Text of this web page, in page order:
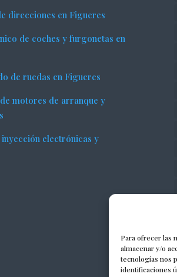
Para ofrecer las
almacenar y/o
tecnologías nos
identificaciones
direcciones en Figueres
de coches y furgonetas en
de ruedas en Figueres
motores de arranque y
inyección electrónicas y